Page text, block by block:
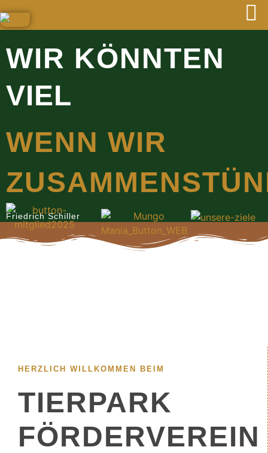
WIR KÖNNTEN
VIEL
WENN WIR
Friedrich Schiller
HERZLICH WILLKOMMEN BEIM
TIERPARK
FÖRDERVEREIN